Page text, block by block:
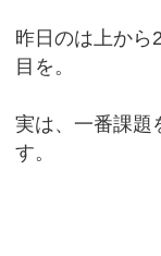
昨日のは上から
目を。
実は、一番課題
す。